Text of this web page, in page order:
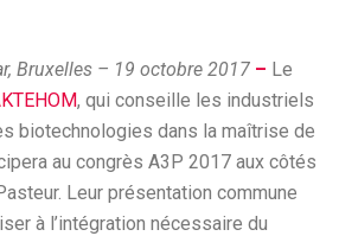
Bruxelles – 19 octobre 2017 – Le
, qui conseille les industriels
biotechnologies dans la maîtrise de
au congrès A3P 2017 aux côtés
Leur présentation commune
à l’intégration nécessaire du